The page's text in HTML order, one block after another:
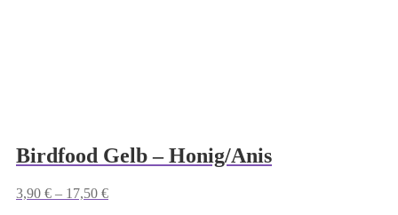
Birdfood Gelb – Honig/Anis
3,90 € – 17,50 €